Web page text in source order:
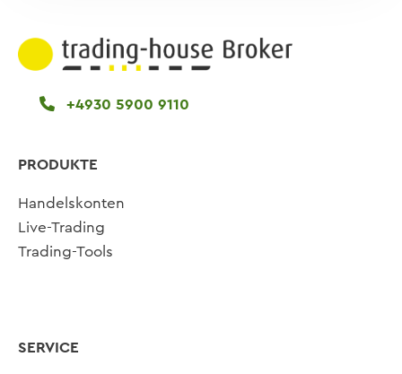
+4930 5900 9110
PRODUKTE
Handelskonten
Live-Trading
Trading-Tools
SERVICE